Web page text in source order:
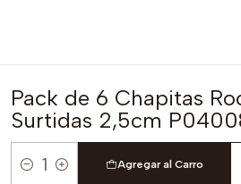
Pack de 6 Chapitas
Surtidas 2,5cm
Cantidad
Agregar al Carro